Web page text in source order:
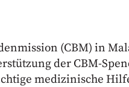
(CBM) in
der CBM-
medizinische